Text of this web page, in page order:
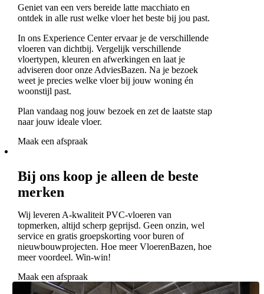
Geniet van een vers bereide latte macchiato en
ontdek in alle rust welke vloer het beste bij jou past.
In ons Experience Center ervaar je de verschillende
vloeren van dichtbij. Vergelijk verschillende
vloertypen, kleuren en afwerkingen en laat je
adviseren door onze AdviesBazen. Na je bezoek
weet je precies welke vloer bij jouw woning én
woonstijl past.
Plan vandaag nog jouw bezoek en zet de laatste stap
naar jouw ideale vloer.
Maak een afspraak
Bij ons koop je alleen de beste
merken
Wij leveren A-kwaliteit PVC-vloeren van
topmerken, altijd scherp geprijsd. Geen onzin, wel
service en gratis groepskorting voor buren of
nieuwbouwprojecten. Hoe meer VloerenBazen, hoe
meer voordeel. Win-win!
Maak een afspraak